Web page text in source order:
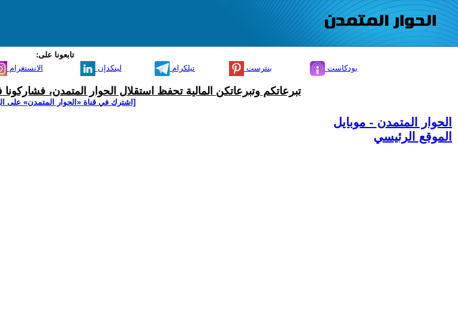
تابعونا على:
الانستغرام لينكدإن تيلكرام بنترست بودكاست
تبرعاتكم وتبرعاتكن المالية تحفظ استقلال الحوار المتمدن،
[اشترك في قناة ‫«الحوار المتمدن» على
الحوار المتمدن - موبايل
الموقع الرئيسي